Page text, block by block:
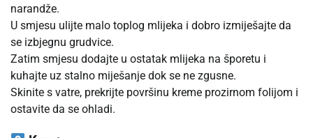
narandže.
U smjesu ulijte malo toplog mlijeka i dobro izmiješajte da
se izbjegnu grudvice.
Zatim smjesu dodajte u ostatak mlijeka na šporetu i
kuhajte uz stalno miješanje dok se ne zgusne.
Skinite s vatre, prekrijte površinu kreme prozirnom folijom i
ostavite da se ohladi.